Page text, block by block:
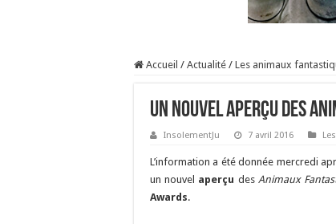
Accueil / Actualité / Les animaux
Un nouvel aperçu des
InsolementJu 7 avril 2016
L’information a été donnée mercredi
un nouvel aperçu des Animaux
Awards.